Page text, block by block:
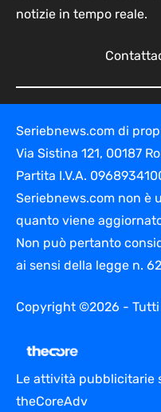
notizie in tempo reale.
Seriebnews.com di
Via Sistina 121, 00187
Partita I.V.A.
Seriebnews.com non è
quanto viene
Non può pertanto
ai sensi della legge n.
Copyright ©2026 -
Le attività pubblicitarie
theCoreAdv